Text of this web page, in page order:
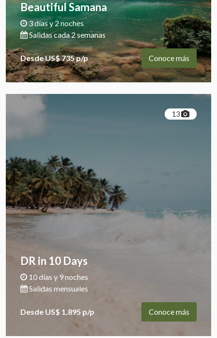
Beautiful Samana
3 días y 2 noches
Salidas cada 2 semanas
Desde US$ 735 p/p Conoce más
13
DR in 10 Days
10 días y 9 noches
Salidas mensuales
Desde US$ 1,895 p/p Conoce más